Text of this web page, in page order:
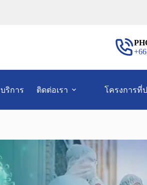
บริการ ติดต่อเรา โครงการที่